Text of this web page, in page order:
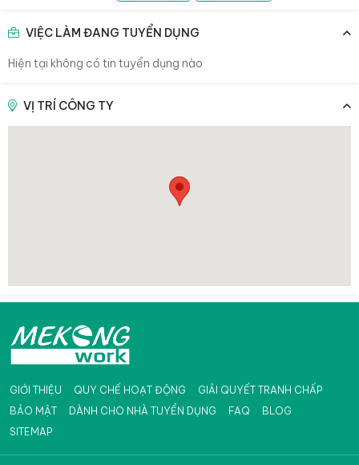
VIỆC LÀM ĐANG TUYỂN DỤNG
Hiện tại không có tin tuyển dụng nào
VỊ TRÍ CÔNG TY
GIỚI THIỆU QUY CHẾ HOẠT ĐỘNG
GIẢI QUYẾT TRANH CHẤP
BẢO MẬT
DÀNH CHO NHÀ TUYỂN DỤNG FAQ
BLOG
SITEMAP